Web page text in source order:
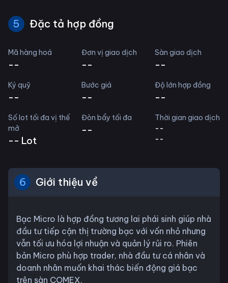
5 Đặc tả hợp đồng
Mã hàng hoá
--
Đơn vị giao dịch
--
Sàn giao dịch
--
Ký quỹ
--
Bước giá
--
Độ lớn hợp đồng
--
Số lot tối đa vị thế
mở
-- Lot
Đòn bẩy tối đa
--
Thời gian giao dịch
--
--
6 Giới thiệu về
Bạc Micro là hợp đồng tương lai phái sinh giúp nhà
đầu tư tiếp cận thị trường bạc với vốn nhỏ nhưng
vẫn tối ưu hóa lợi nhuận và quản lý rủi ro. Phiên
bản Micro phù hợp trader, nhà đầu tư cá nhân và
doanh nhân muốn khai thác biến động giá bạc
trên sàn COMEX.